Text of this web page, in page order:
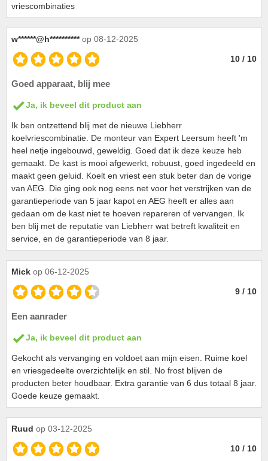
vriescombinaties
w******@h********** op 08-12-2025
10 / 10
Goed apparaat, blij mee
Ja, ik beveel dit product aan
Ik ben ontzettend blij met de nieuwe Liebherr
koelvriescombinatie. De monteur van Expert Leersum heeft 'm
heel netje ingebouwd, geweldig. Goed dat ik deze keuze heb
gemaakt. De kast is mooi afgewerkt, robuust, goed ingedeeld en
maakt geen geluid. Koelt en vriest een stuk beter dan de vorige
van AEG. Die ging ook nog eens net voor het verstrijken van de
garantieperiode van 5 jaar kapot en AEG heeft er alles aan
gedaan om de kast niet te hoeven repareren of vervangen. Ik
ben blij met de reputatie van Liebherr wat betreft kwaliteit en
service, en de garantieperiode van 8 jaar.
Mick op 06-12-2025
9 / 10
Een aanrader
Ja, ik beveel dit product aan
Gekocht als vervanging en voldoet aan mijn eisen. Ruime koel
en vriesgedeelte overzichtelijk en stil. No frost blijven de
producten beter houdbaar. Extra garantie van 6 dus totaal 8 jaar.
Goede keuze gemaakt.
Ruud op 03-12-2025
10 / 10